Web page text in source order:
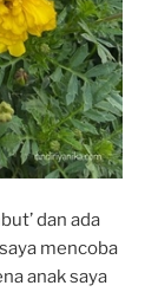
dan ada
mencoba
anak saya